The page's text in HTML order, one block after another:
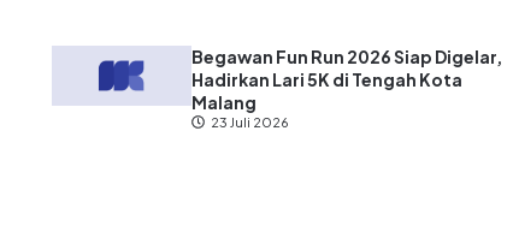
Begawan Fun Run 2026 Siap Digelar,
Hadirkan Lari 5K di Tengah Kota
Malang
23 Juli 2026